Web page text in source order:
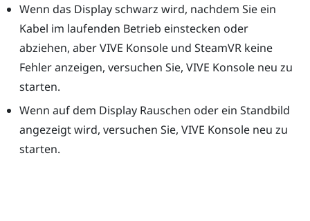
Wenn das Display schwarz wird, nachdem Sie ein
Kabel im laufenden Betrieb einstecken oder
abziehen, aberVIVE Konsoleund SteamVRkeine
Fehler anzeigen, versuchen Sie, VIVE Konsoleneu zu
starten.
Wenn auf dem Display Rauschen oder ein Standbild
angezeigt wird, versuchen Sie, VIVE Konsoleneu zu
starten.